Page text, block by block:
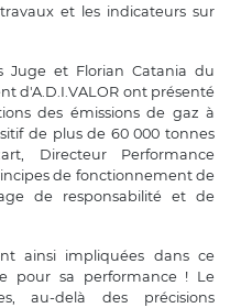
et les indicateurs sur
Juge et Florian Catania du
d'A.D.I.VALOR ont présenté
des émissions de gaz à
de plus de 60 000 tonnes
Directeur Performance
de fonctionnement de
de responsabilité et de
ainsi impliquées dans ce
pour sa performance ! Le
au-delà des précisions